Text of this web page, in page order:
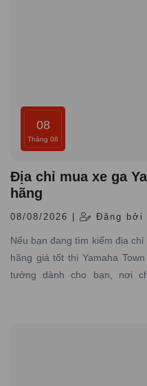
08
Tháng 08
Địa chỉ mua xe ga
hãng
08/08/2026 | Đăng bởi
Nếu bạn đang tìm kiếm địa
hãng giá tốt thì Yamaha
tưởng dành cho bạn, nơi